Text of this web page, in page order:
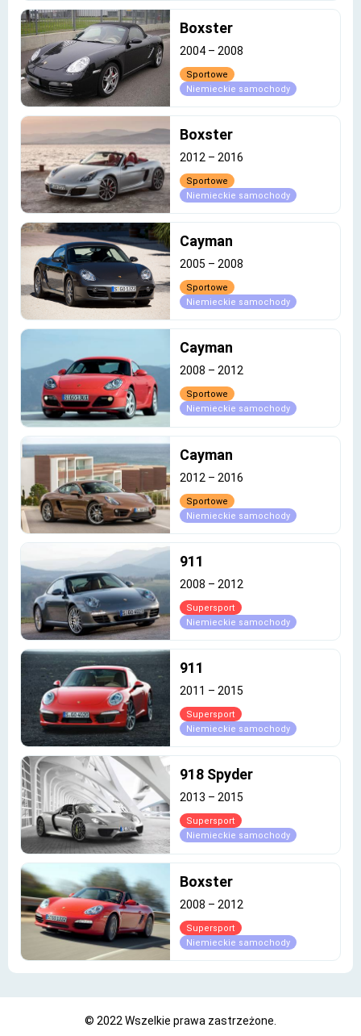
Boxster
2004 – 2008
Sportowe
Niemieckie samochody
Boxster
2012 – 2016
Sportowe
Niemieckie samochody
Cayman
2005 – 2008
Sportowe
Niemieckie samochody
Cayman
2008 – 2012
Sportowe
Niemieckie samochody
Cayman
2012 – 2016
Sportowe
Niemieckie samochody
911
2008 – 2012
Supersport
Niemieckie samochody
911
2011 – 2015
Supersport
Niemieckie samochody
918 Spyder
2013 – 2015
Supersport
Niemieckie samochody
Boxster
2008 – 2012
Supersport
Niemieckie samochody
© 2022 Wszelkie prawa zastrzeżone.